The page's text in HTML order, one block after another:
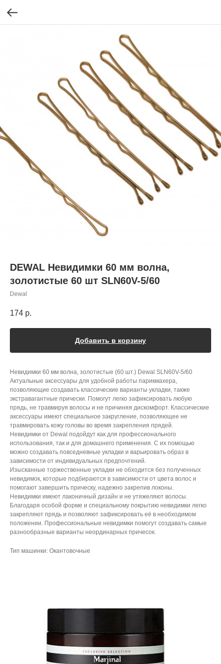
DEWAL Невидимки 60 мм волна,
золотистые 60 шт SLN60V-5/60
Dewal
174 р.
Добавить в корзину
Невидимки 60 мм волна, золотистые (60 шт.) Dewal SLN60V-5/60
Актуальные аксессуары для удобной работы парикмахера,
позволяющие создавать классические варианты укладки, также
экстравагантные прически. Помогут легко зафиксировать любую
прядь, не травмируя волосы и не причиняя дискомфорт. Классические
аксессуары имеют специальное закругление, позволяющее не
травмировать кожу головы во время закрепления прядей.
Невидимки от Dewal подойдут как для профессионального
использования, так и для домашнего применения. С их помощью
можно создавать повседневные укладки и варьировать образ в
зависимости от индивидуальных предпочтений.
Изысканные торжественные укладки не обходится без полученных
невидимок, которые подбираются в зависимости от цвета волос и
помогают завершить прическу, надежно закрепив локоны.
Невидимки имеют лаконичный дизайн и не утяжеляют волосы.
Благодаря особой форме и специальному покрытию невидимки легко
закрепляют прядь и позволяют зафиксировать её в необходимом
положении. Профессиональные невидимки помогут создавать самые
разнообразные варианты неординарных причесок.
Тип машинки: Окантовочные